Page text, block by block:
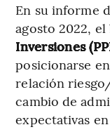
En su informe
agosto 2022,
Inversiones
posicionarse
relación
cambio de
expectativas en